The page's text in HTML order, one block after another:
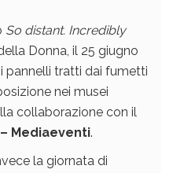
So distant. Incredibly
Donna, il 25 giugno
pannelli tratti dai fumetti
nei musei
collaborazione con il
Mediaeventi.
la giornata di